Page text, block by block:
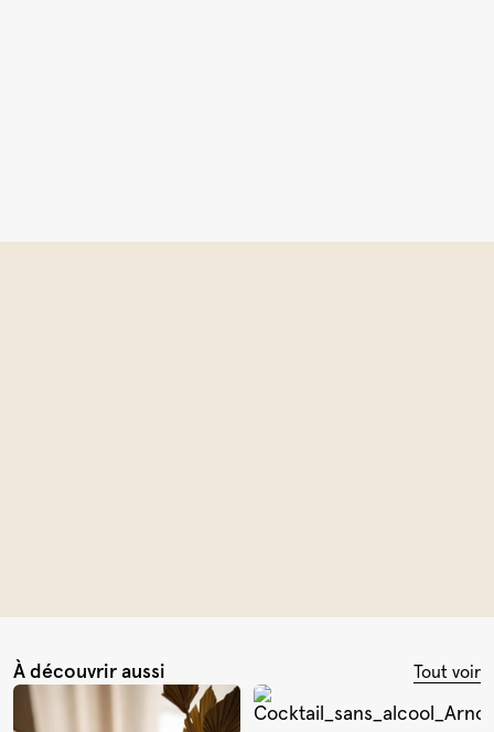
À découvrir aussi Tout voir